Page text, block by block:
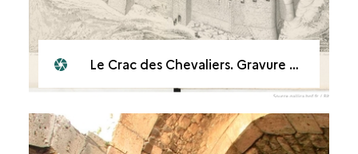
Le Crac des Chevaliers. Gravure de Rey, 1871